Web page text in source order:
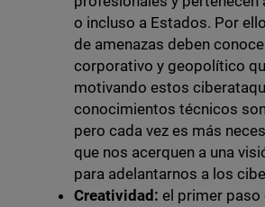
o incluso a Estados. Por
de amenazas deben
corporativo y geopolítico
motivando estos
conocimientos técnicos
pero cada vez es más
que nos acerquen a una
para adelantarnos a los
Creatividad: el primer paso